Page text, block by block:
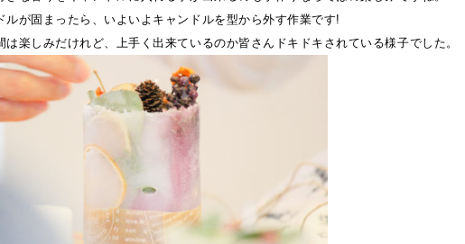
ルが固まったら、いよいよキャンドルを型から外す作業です!
は楽しみだけれど、上手く出来ているのか皆さんドキドキされている様子でした。